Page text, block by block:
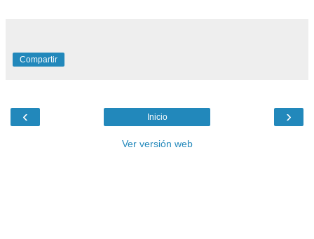
Compartir
‹ ›
Inicio
Ver versión web